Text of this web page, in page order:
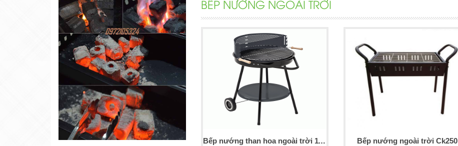
BẾP NƯỚNG NGOÀI TRỜI
Bếp nướng than hoa ngoài trời 11009 Bếp nướng ngoài trời Ck250